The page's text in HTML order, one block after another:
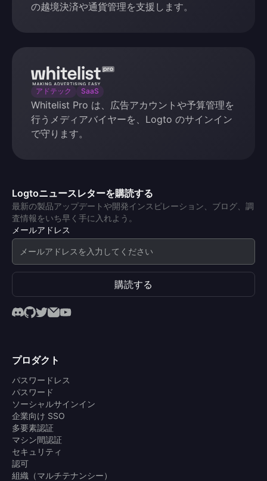
の越境決済や通貨管理を支援します。
アドテック SaaS
Whitelist
Pro
Whitelist Pro は、広告アカウントや予算管理を
行うメディアバイヤーを、Logto のサインイン
で守ります。
Logtoニュースレターを購読する
最新の製品アップデートや開発インスピレーション、ブログ、調
査情報をいち早く手に入れよう。
メールアドレス
購読する
プロダクト
パスワードレス
パスワード
ソーシャルサインイン
企業向け SSO
多要素認証
マシン間認証
セキュリティ
認可
組織（マルチテナンシー）